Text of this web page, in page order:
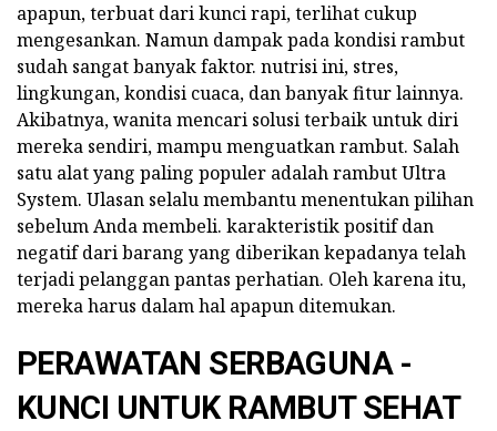
apapun, terbuat dari kunci rapi, terlihat cukup
mengesankan. Namun dampak pada kondisi rambut
sudah sangat banyak faktor. nutrisi ini, stres,
lingkungan, kondisi cuaca, dan banyak fitur lainnya.
Akibatnya, wanita mencari solusi terbaik untuk diri
mereka sendiri, mampu menguatkan rambut. Salah
satu alat yang paling populer adalah rambut Ultra
System. Ulasan selalu membantu menentukan pilihan
sebelum Anda membeli. karakteristik positif dan
negatif dari barang yang diberikan kepadanya telah
terjadi pelanggan pantas perhatian. Oleh karena itu,
mereka harus dalam hal apapun ditemukan.
PERAWATAN SERBAGUNA -
KUNCI UNTUK RAMBUT SEHAT